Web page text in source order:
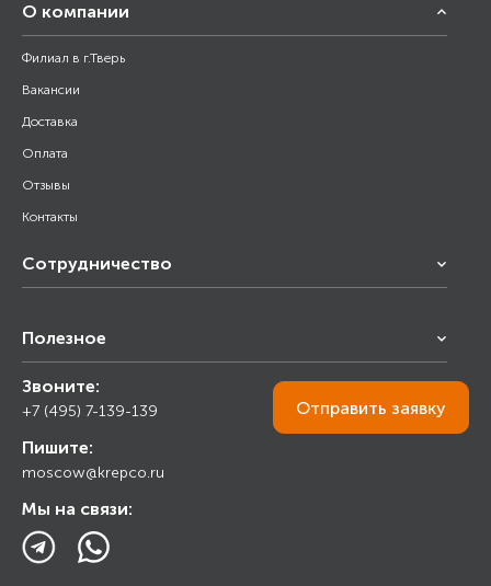
О компании
Филиал в г.Тверь
Вакансии
Доставка
Оплата
Отзывы
Контакты
Сотрудничество
Снабжение строительства
Торговым организациям
Полезное
Калькулятор
Прайс лист
Ответы на вопросы
Блог
Звоните:
+7 (495) 7-139-139
Пишите:
moscow@krepco.ru
Мы на связи:
Отправить заявку